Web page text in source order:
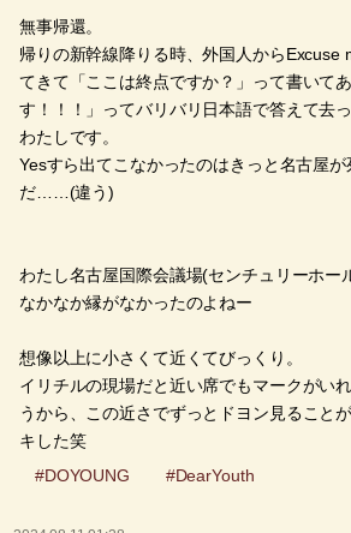
無事帰還。
帰りの新幹線降りる時、外国人からExcuse
てきて「ここは終点ですか？」って書いて
す！！！」ってバリバリ日本語で答えて去
わたしです。
Yesすら出てこなかったのはきっと名古屋
だ……(違う)
わたし名古屋国際会議場(センチュリーホー
なかなか縁がなかったのよねー
想像以上に小さくて近くてびっくり。
イリチルの現場だと近い席でもマークがい
うから、この近さでずっとドヨン見ること
キした笑
#DOYOUNG
#DearYouth